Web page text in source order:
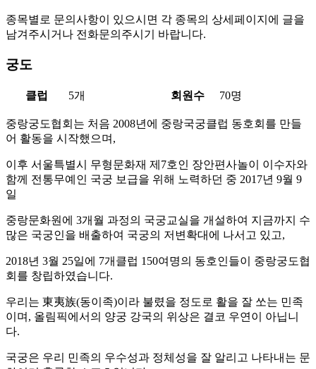
종목별로 문의사항이 있으시면 각 종목의 상세페이지에 글을
남겨주시거나 전화문의주시기 바랍니다.
궁도
클럽 5개 회원수 70명
중랑궁도협회는 처음 2008년에 중랑국궁클럽 동호회를 만들
어 활동을 시작했으며,
이후 서울특별시 무형문화재 제7호인 장안편사놀이 이수자와
함께 전통무예인 국궁 보급을 위해 노력하던 중 2017년 9월 9
일
중랑문화원에 3개월 과정의 국궁교실을 개설하여 지금까지 수
많은 국궁인을 배출하여 국궁의 저변확대에 나서고 있고,
2018년 3월 25일에 7개클럽 150여명의 동호인들이 중랑궁도협
회를 창립하였습니다.
우리는 東夷族(동이족)이라 불렸을 정도로 활을 잘 쏘는 민족
이며, 올림픽에서의 양궁 강국의 위상은 결코 우연이 아닙니
다.
국궁은 우리 민족의 우수성과 정체성을 잘 알리고 나타내는 문